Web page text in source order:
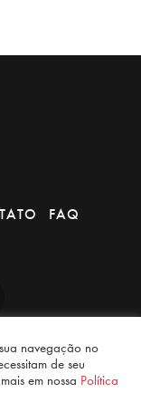
FAQ
navegação no
de seu
em nossa Política